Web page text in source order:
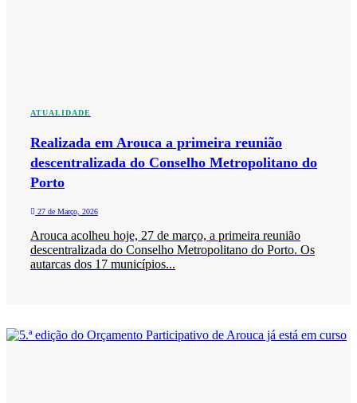
ATUALIDADE
Realizada em Arouca a primeira reunião
descentralizada do Conselho Metropolitano do
Porto
27 de Março, 2026
Arouca acolheu hoje, 27 de março, a primeira reunião
descentralizada do Conselho Metropolitano do Porto. Os
autarcas dos 17 municípios...